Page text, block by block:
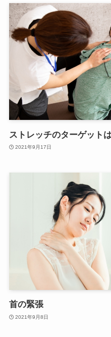
ストレッチのターゲット
2021年9月17日
首の緊張
2021年9月8日